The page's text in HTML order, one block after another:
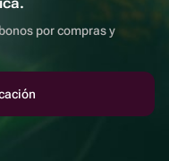
por compras y